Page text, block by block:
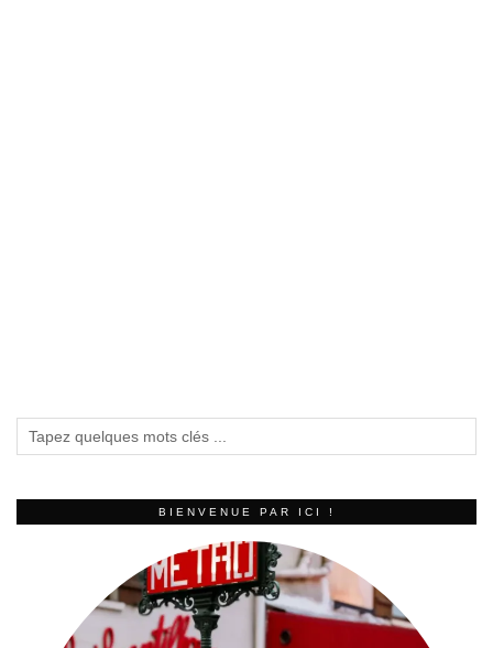
BIENVENUE PAR ICI !